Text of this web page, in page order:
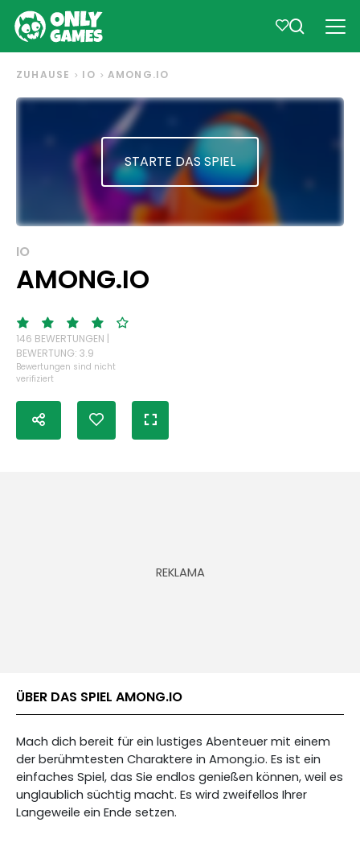
ZUHAUSE IO AMONG.IO
STARTE DAS SPIEL
IO
AMONG.IO
146 BEWERTUNGEN |
BEWERTUNG: 3.9
Bewertungen sind nicht
verifiziert
ÜBER DAS SPIEL AMONG.IO
Mach dich bereit für ein lustiges Abenteuer mit einem
der berühmtesten Charaktere in Among.io. Es ist ein
einfaches Spiel, das Sie endlos genießen können, weil es
unglaublich süchtig macht. Es wird zweifellos Ihrer
Langeweile ein Ende setzen.